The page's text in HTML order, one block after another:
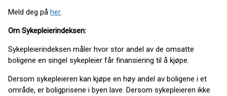
Meld deg på her.
Om Sykepleierindeksen:
Sykepleierindeksen måler hvor stor andel av de omsatte
boligene en singel sykepleier får finansiering til å kjøpe.
Dersom sykepleieren kan kjøpe en høy andel av boligene i et
område, er boligprisene i byen lave. Dersom sykepleieren ikke